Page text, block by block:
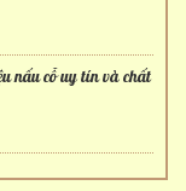
nấu cỗ uy tín và chất